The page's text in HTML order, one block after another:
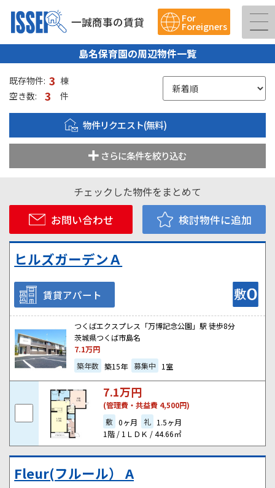
一誠商事の賃貸 For
Foreigners
島名保育園の周辺物件一覧
既存物件: 3 棟
空き数:
3 件
物件リクエスト(無料)
さらに条件を絞り込む
チェックした物件をまとめて
お問い合わせ
検討物件に追加
ヒルズガーデンＡ
賃貸アパート
つくばエクスプレス「万博記念公園」駅 徒歩8分
茨城県つくば市島名
7.1万円
築年数 築15年 募集中 1室
7.1万円
(管理費・共益費 4,500円)
敷 0ヶ月 礼 1.5ヶ月
1階 / 1ＬＤＫ / 44.66㎡
Fleur(フルール） A